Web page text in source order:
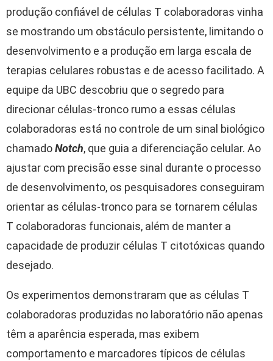
produção confiável de células T colaboradoras vinha
se mostrando um obstáculo persistente, limitando o
desenvolvimento e a produção em larga escala de
terapias celulares robustas e de acesso facilitado. A
equipe da UBC descobriu que o segredo para
direcionar células-tronco rumo a essas células
colaboradoras está no controle de um sinal biológico
chamadoNotch, que guia a diferenciação celular. Ao
ajustar com precisão esse sinal durante o processo
de desenvolvimento, os pesquisadores conseguiram
orientar as células-tronco para se tornarem células
T colaboradoras funcionais, além de manter a
capacidade de produzir células T citotóxicas quando
desejado.
Os experimentos demonstraram que as células T
colaboradoras produzidas no laboratório não apenas
têm a aparência esperada, mas exibem
comportamento e marcadores típicos de células